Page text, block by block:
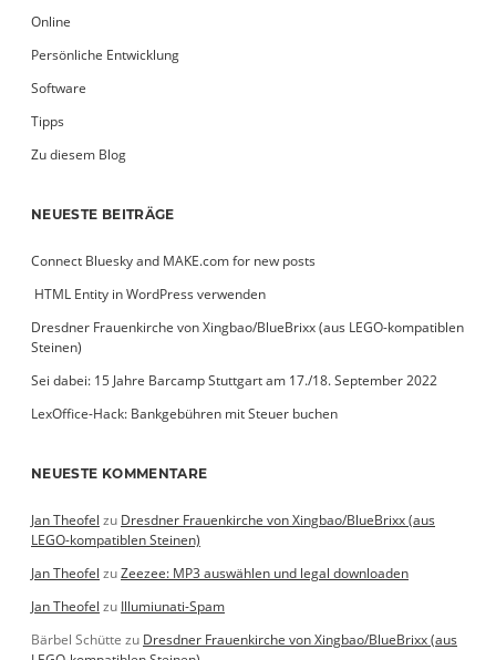
Online
Persönliche Entwicklung
Software
Tipps
Zu diesem Blog
NEUESTE BEITRÄGE
Connect Bluesky and MAKE.com for new posts
­ HTML Entity in WordPress verwenden
Dresdner Frauenkirche von Xingbao/BlueBrixx (aus LEGO-kompatiblen
Steinen)
Sei dabei: 15 Jahre Barcamp Stuttgart am 17./18. September 2022
LexOffice-Hack: Bankgebühren mit Steuer buchen
NEUESTE KOMMENTARE
Jan Theofel zu Dresdner Frauenkirche von Xingbao/BlueBrixx (aus
LEGO-kompatiblen Steinen)
Jan Theofel zuZeezee: MP3 auswählen und legal downloaden
Jan Theofel zu Illumiunati-Spam
Bärbel Schütte zu Dresdner Frauenkirche von Xingbao/BlueBrixx (aus